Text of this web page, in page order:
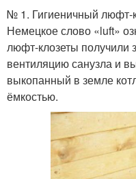
№ 1. Гигиеничный люфт-
Немецкое слово «luft»
люфт-клозеты получили
вентиляцию санузла и
выкопанный в земле
ёмкостью.